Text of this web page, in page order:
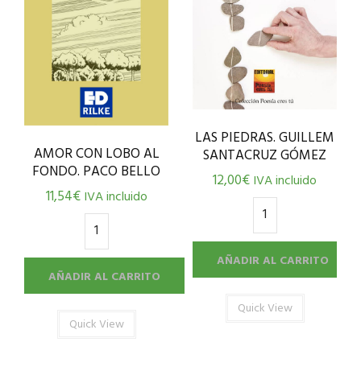
AMOR CON LOBO AL
FONDO. PACO BELLO
11,54€ IVA incluido
AÑADIR AL CARRITO
Quick View
LAS PIEDRAS. GUILLEM
SANTACRUZ GÓMEZ
12,00€IVA incluido
AÑADIR AL CARRITO
Quick View